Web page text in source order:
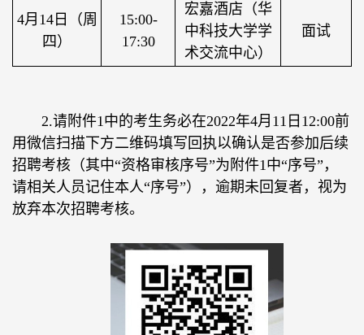
4月14日（周
四）
15:00-
17:30
宏嘉酒店（华
中科技大学学
术交流中心）
面试
2.请附件1中的考生务必在2022年4月11日12:00前
用微信扫描下方二维码填写回执以确认是否参加后续
招聘考核（其中“资格审核序号”为附件1中“序号”，
请相关人员记住本人“序号”），逾期未回复者，视为
放弃本次招聘考核。